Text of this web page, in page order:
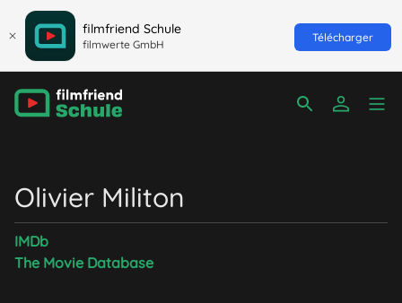
filmfriend Schule
filmwerte GmbH
Télécharger
Olivier Militon
IMDb
The Movie Database